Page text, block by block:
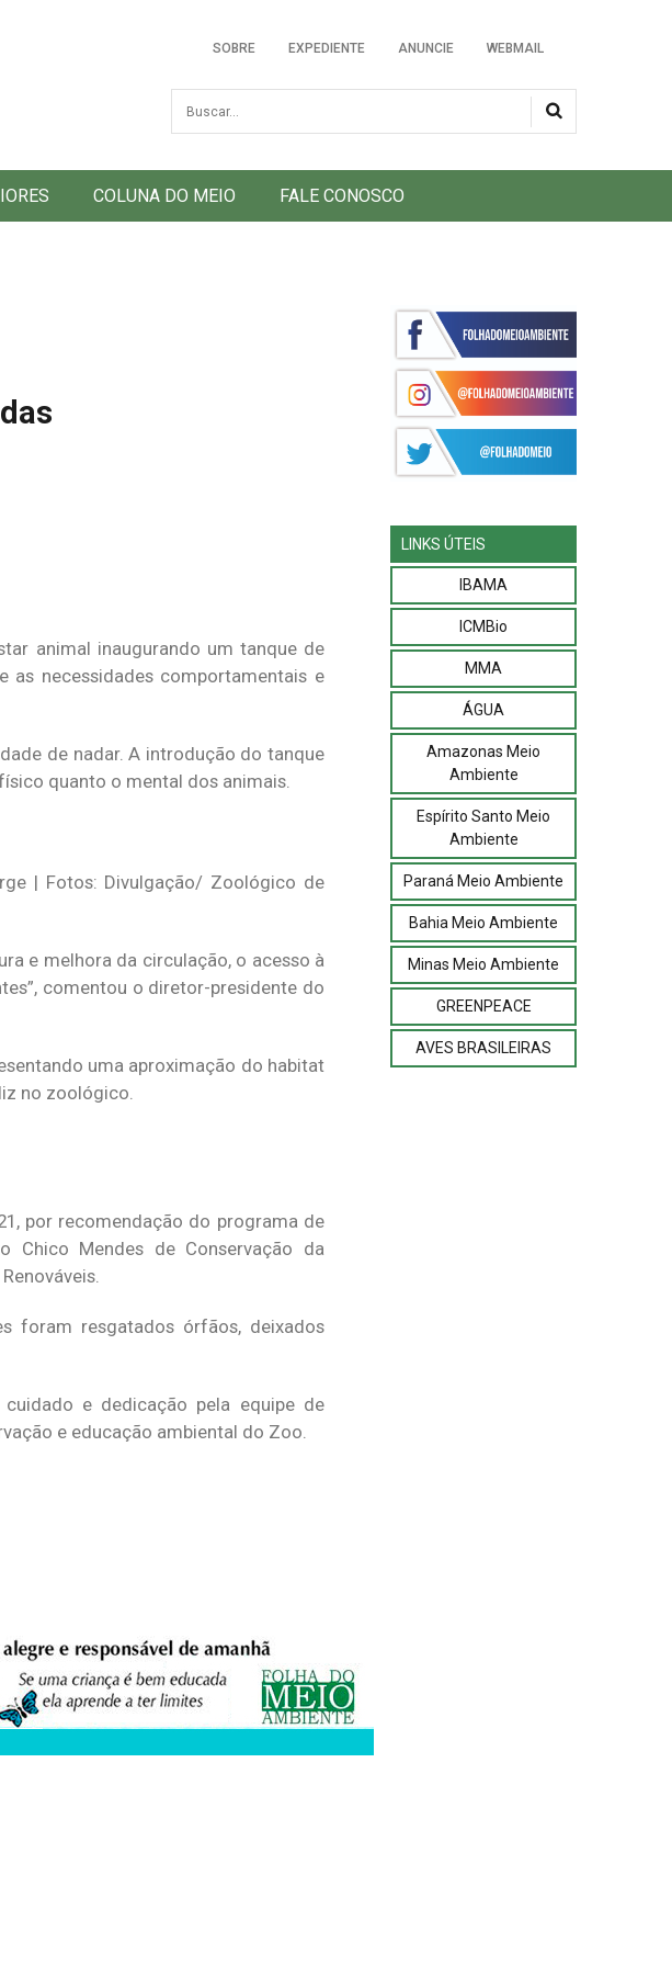
SOBRE EXPEDIENTE ANUNCIE WEBMAIL
Busca
COLUNA DO MEIO FALE CONOSCO
animal inaugurando um tanque de
as necessidades comportamentais e
de nadar. A introdução do tanque
quanto o mental dos animais.
| Fotos: Divulgação/ Zoológico de
e melhora da circulação, o acesso à
comentou o diretor-presidente do
uma aproximação do habitat
no zoológico.
por recomendação do programa de
Chico Mendes de Conservação da
foram resgatados órfãos, deixados
e dedicação pela equipe de
e educação ambiental do Zoo.
LINKS ÚTEIS
IBAMA
ICMBio
MMA
ÁGUA
Amazonas Meio
Ambiente
Espírito Santo Meio
Ambiente
Paraná Meio Ambiente
Bahia Meio Ambiente
Minas Meio Ambiente
GREENPEACE
AVES BRASILEIRAS